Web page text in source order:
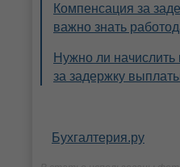
Компенсация за
важно знать
Нужно ли начислить
за задержку
Бухгалтерия.ру